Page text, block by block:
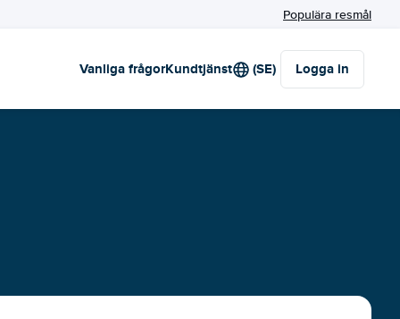
Populära resmål
Vanliga frågorKundtjänst (SE) Logga in